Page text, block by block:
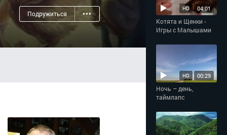
Подружиться •••
04:01
HD
Котята и Щенки -
Игры с Малышами
00:29
HD
Ночь – день,
таймлапс